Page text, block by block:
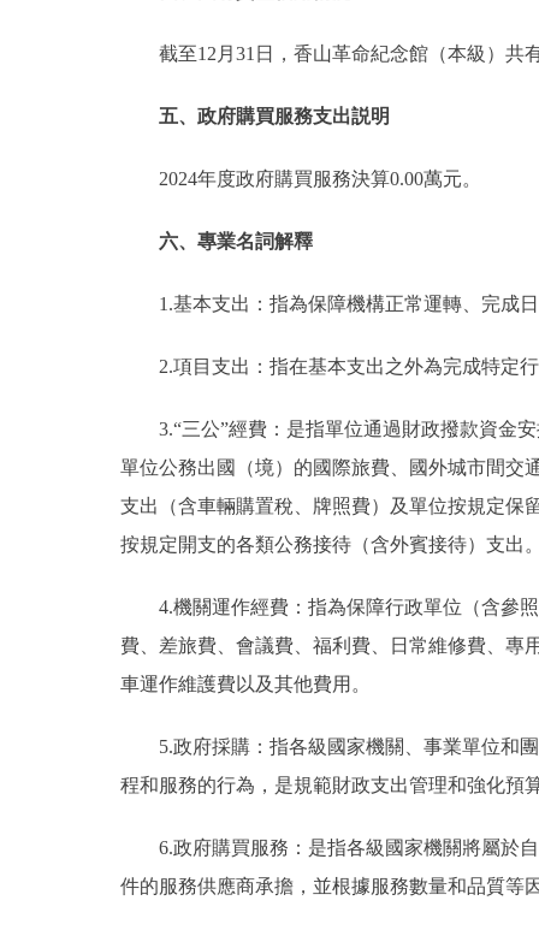
截至12月31日，香山革命紀念館（本級）共
五、政府購買服務支出説明
2024年度政府購買服務決算0.00萬元。
六、專業名詞解釋
1.基本支出：指為保障機構正常運轉、完成
2.項目支出：指在基本支出之外為完成特定
3.“三公”經費：是指單位通過財政撥款資金
單位公務出國（境）的國際旅費、國外城市間交
支出（含車輛購置稅、牌照費）及單位按規定保
按規定開支的各類公務接待（含外賓接待）支出
4.機關運作經費：指為保障行政單位（含參
費、差旅費、會議費、福利費、日常維修費、專
車運作維護費以及其他費用。
5.政府採購：指各級國家機關、事業單位和
程和服務的行為，是規範財政支出管理和強化預
6.政府購買服務：是指各級國家機關將屬於
件的服務供應商承擔，並根據服務數量和品質等